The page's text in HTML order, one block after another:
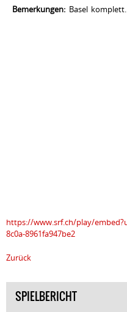
Bemerkungen: Basel
https://www.srf.ch/play/
8c0a-8961fa947be2
Zurück
SPIELBERICHT